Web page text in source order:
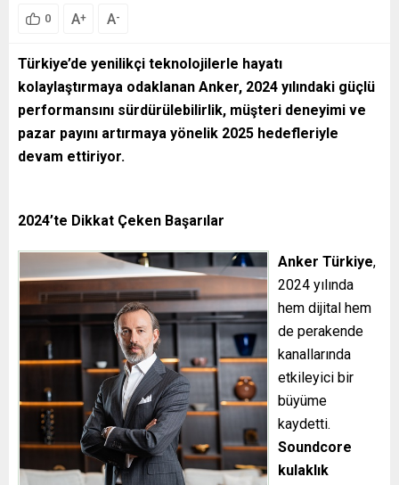
0 A+ A-
Türkiye’de yenilikçi teknolojilerle hayatı
kolaylaştırmaya odaklanan Anker, 2024 yılındaki güçlü
performansını sürdürülebilirlik, müşteri deneyimi ve
pazar payını artırmaya yönelik 2025 hedefleriyle
devam ettiriyor.
2024’te Dikkat Çeken Başarılar
Anker Türkiye,
2024 yılında
hem dijital hem
de perakende
kanallarında
etkileyici bir
büyüme
kaydetti.
Soundcore
kulaklık